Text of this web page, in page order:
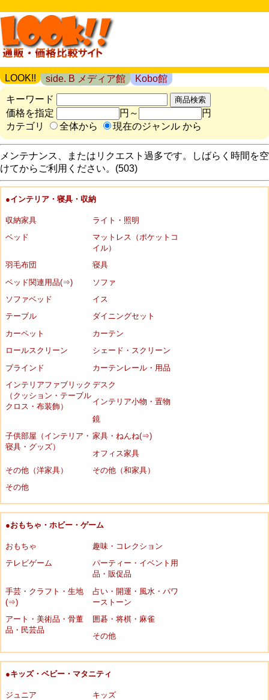
LOOK!! side. B メディア館
Kobo館
キーワード
価格を指定
円～
円
カテゴリ
全体から 現在のジャンル から
メンテナンス、またはリクエスト過多です。しばらく時間を空
けてからご利用ください。(503)
●インテリア・寝具・収納
収納家具
ライト・照明
ベッド
マットレス（ポケットコ
イル）
羽毛布団
寝具
ベッド関連用品(⇒)
ソファ
ソファベッド
イス
テーブル
ダイニングセット
カーペット
カーテン
ロールスクリーン
シェード・スクリーン
ブラインド
カーテンレール・用品
インテリアファブリック
（クッション・テーブル
クロス・布装飾）
デスク
インテリア小物・置物
鏡
子供部屋（インテリア・
寝具・グッズ）
家具・ねんね(⇒)
オフィス家具
その他（洋家具）
その他（和家具）
その他
●おもちゃ・ホビー・ゲーム
おもちゃ
趣味・コレクション
テレビゲーム
パーティー・イベント用
品・販促品
手芸・クラフト・生地
(⇒)
占い・開運・風水・パワ
ーストーン
アート・美術品・骨董
品・民芸品
囲碁・将棋・麻雀
その他
●キッズ・ベビー・マタニティ
ジュニア
キッズ